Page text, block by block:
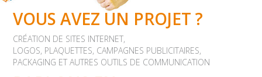
VOUS AVEZ UN PROJET ?
CRÉATION DE SITES INTERNET,
LOGOS, PLAQUETTES, CAMPAGNES PUBLICITAIRES,
PACKAGING ET AUTRES OUTILS DE COMMUNICATION